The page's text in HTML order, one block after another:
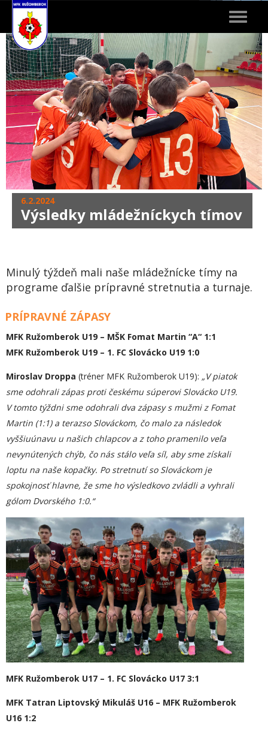
Toggle
6.2.2024
Výsledky mládežníckych tímov
Minulý týždeň mali naše mládežnícke tímy na
programe ďalšie prípravné stretnutia a turnaje.
PRÍPRAVNÉ ZÁPASY
MFK Ružomberok U19 – MŠK Fomat Martin “A“ 1:1
MFK Ružomberok U19 – 1. FC Slovácko U19 1:0
Miroslav Droppa (tréner MFK Ružomberok U19): „V piatok
sme odohrali zápas proti českému súperovi Slovácko U19.
V tomto týždni sme odohrali dva zápasy s mužmi zFomat
Martin (1:1)a terazso Slováckom, čo malo za následok
vyššiuúnavu u našich chlapcov a z toho pramenilo veľa
nevynútených chýb, čo nás stálo veľa síl, aby sme získali
loptu na naše kopačky. Po stretnutí so Slováckomje
spokojnosťhlavne, že sme ho výsledkovo zvládli a vyhrali
gólom Dvorského 1:0.“
MFK Ružomberok U17 – 1. FC Slovácko U17 3:1
MFK Tatran Liptovský Mikuláš U16 – MFK Ružomberok
U16 1:2